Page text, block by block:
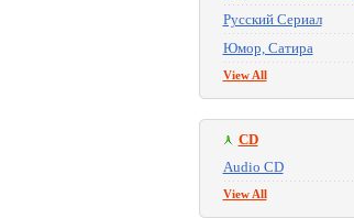
Русский Сериал
Юмор, Сатира
View All
CD
Audio CD
View All